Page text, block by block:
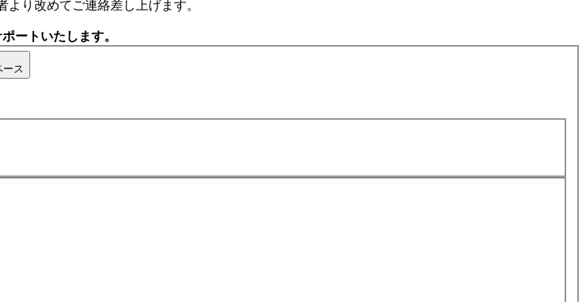
り改めてご連絡差し上げます。
ートいたします。
ース